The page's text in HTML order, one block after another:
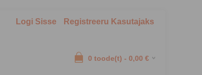
Logi Sisse Registreeru Kasutajaks
0 toode(t) - 0,00 €